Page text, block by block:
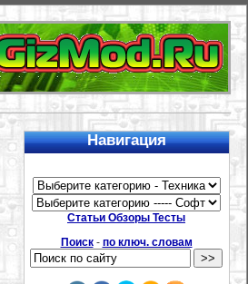
Навигация
Статьи Обзоры Тесты
Поиск- по ключ. словам